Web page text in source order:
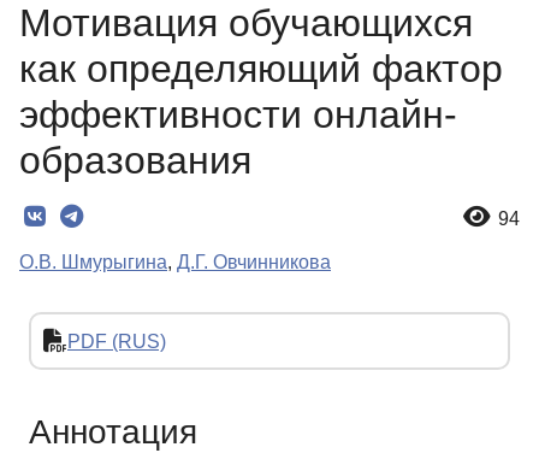
Регистрация
Вход
Мотивация обучающихся
как определяющий фактор
эффективности онлайн-
образования
94
О.В. Шмурыгина, Д.Г. Овчинникова
PDF (RUS)
Аннотация